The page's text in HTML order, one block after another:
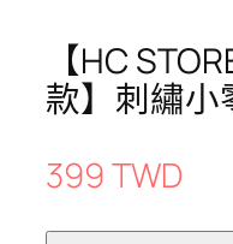
【HC
款】刺繡小
399 TWD